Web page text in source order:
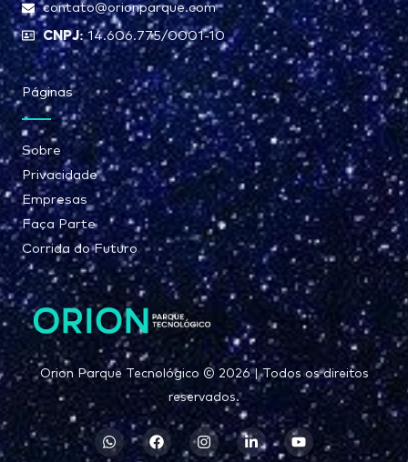
Orion Parque Tecnológico © 2026 | Todos os direitos
reservados.
W
h
F
a
I
n
L
i
Y
o
Páginas
Sobre
Privacidade
Empresas
Faça Parte
Corrida do Futuro
contato@orionparque.com
CNPJ:14.606.775/0001-10